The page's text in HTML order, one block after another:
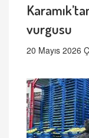
vurgusu
20 Mayıs 2026